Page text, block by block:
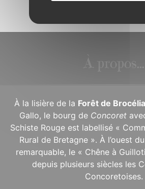
À propos...
À la lisière de la Forêt de
Gallo, le bourg de Concoret
Schiste Rouge est labellisé «
Rural de Bretagne ». À l’ouest
remarquable, le « Chêne à
depuis plusieurs siècles les
Concoretoises.